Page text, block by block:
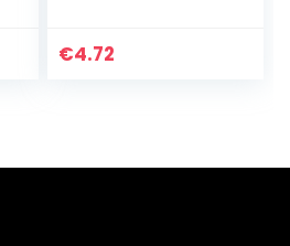
g, schuimrubber,
€4.72